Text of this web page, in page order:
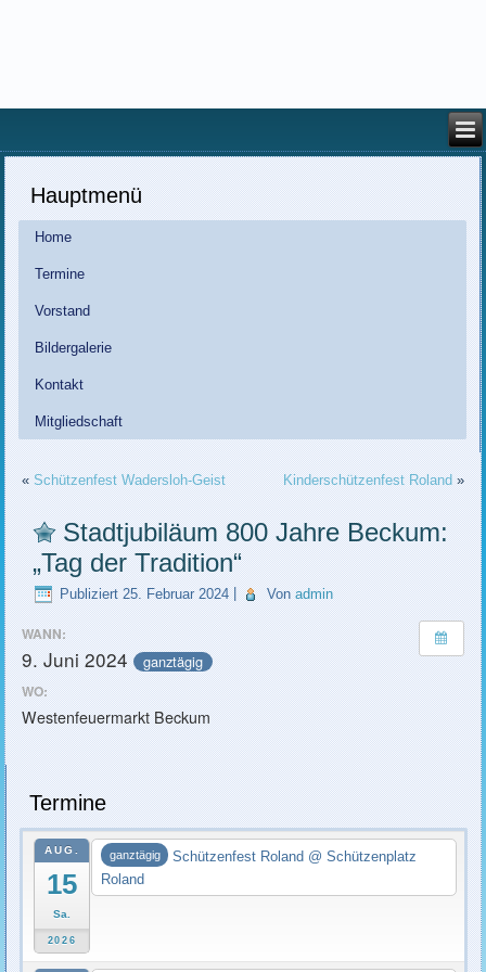
Hauptmenü
Home
Termine
Vorstand
Bildergalerie
Kontakt
Mitgliedschaft
«Schützenfest Wadersloh-Geist Kinderschützenfest Roland»
Stadtjubiläum 800 Jahre Beckum:
„Tag der Tradition“
Publiziert 25. Februar 2024| Von admin
WANN:
9. Juni 2024 ganztägig
WO:
Westenfeuermarkt Beckum
Termine
AUG.
15
Sa.
2026
ganztägig Schützenfest Roland @ Schützenplatz
Roland